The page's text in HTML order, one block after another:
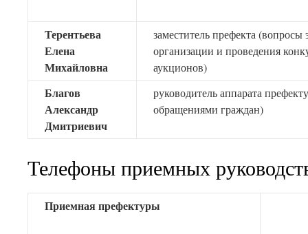
Терентьева
Елена
Михайловна
заместитель префекта
организации и проведения
аукционов)
Благов
Александр
Дмитриевич
руководитель аппарата
обращениями граждан)
Телефоны приемных
Приемная префектуры